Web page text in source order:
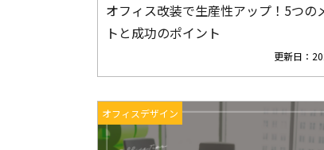
オフィス改装で生産性アップ！5つの
トと成功のポイント
更新日：
オフィスデザイン